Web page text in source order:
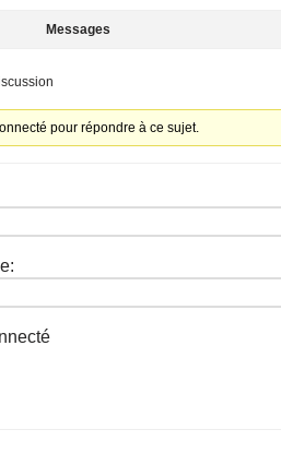
Messages
pour répondre à ce sujet.